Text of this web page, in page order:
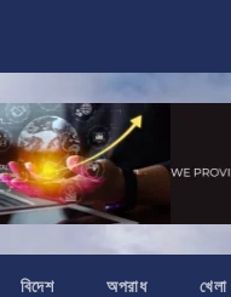
বিদেশ অপরাধ খেলা